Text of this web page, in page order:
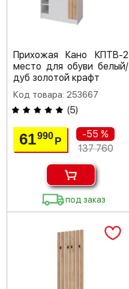
Прихожая Кано КПТВ-2
место для обуви белый/
дуб золотой крафт
Код товара: 253667
(5)
61990Р
-55 %
137 760
под заказ